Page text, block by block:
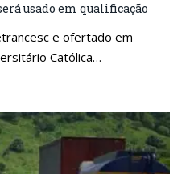
usado em qualificação
e ofertado em
Católica…